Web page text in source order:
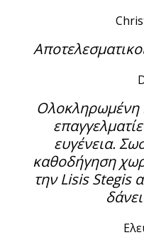
Ολοκληρωμένη
ευγένεια.
καθοδήγηση
την Lisis Stegis